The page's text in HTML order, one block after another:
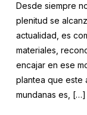
Desde siempre
plenitud se
actualidad, es
materiales,
encajar en ese
plantea que este
mundanas es, […]